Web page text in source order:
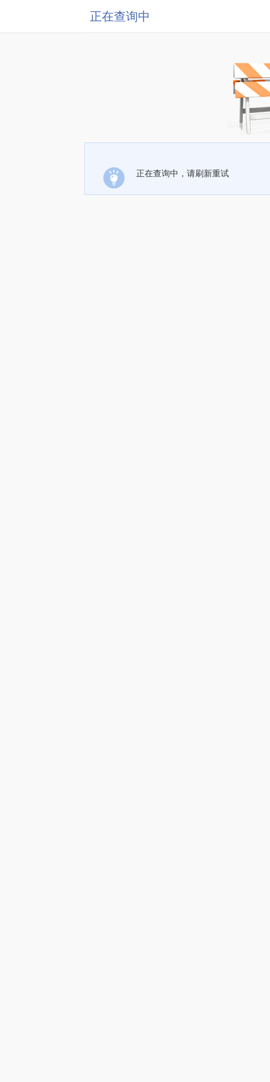
正在查询中
正在查询中，请刷新重试